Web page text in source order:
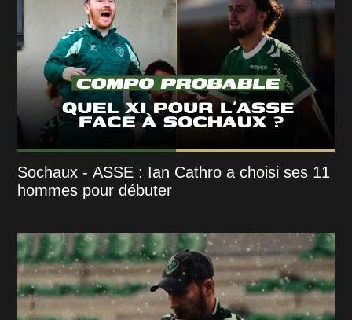
Sochaux - ASSE : Ian Cathro a choisi ses 11
hommes pour débuter